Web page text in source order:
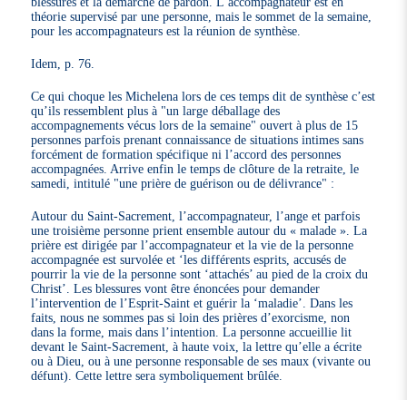
théorie supervisé par une personne, mais le sommet de la semaine,
pour les accompagnateurs est la réunion de synthèse.
Idem, p. 76.
Ce qui choque les Michelena lors de ces temps dit de synthèse c’est
qu’ils ressemblent plus à "un large déballage des
accompagnements vécus lors de la semaine" ouvert à plus de 15
personnes parfois prenant connaissance de situations intimes sans
forcément de formation spécifique ni l’accord des personnes
accompagnées. Arrive enfin le temps de clôture de la retraite, le
samedi, intitulé "une prière de guérison ou de délivrance" :
Autour du Saint-Sacrement, l’accompagnateur, l’ange et parfois
une troisième personne prient ensemble autour du « malade ». La
prière est dirigée par l’accompagnateur et la vie de la personne
accompagnée est survolée et ‘les différents esprits, accusés de
pourrir la vie de la personne sont ‘attachés’ au pied de la croix du
Christ’. Les blessures vont être énoncées pour demander
l’intervention de l’Esprit-Saint et guérir la ‘maladie’. Dans les
faits, nous ne sommes pas si loin des prières d’exorcisme, non
dans la forme, mais dans l’intention. La personne accueillie lit
devant le Saint-Sacrement, à haute voix, la lettre qu’elle a écrite
ou à Dieu, ou à une personne responsable de ses maux (vivante ou
défunt). Cette lettre sera symboliquement brûlée.